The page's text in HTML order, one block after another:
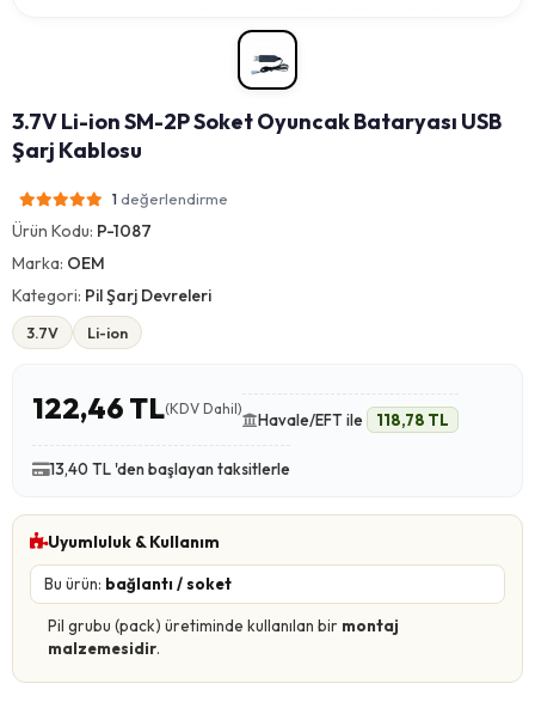
3.7V Li-ion SM-2P Soket Oyuncak Bataryası USB
Şarj Kablosu
1 değerlendirme
Ürün Kodu: P-1087
Marka: OEM
Kategori: Pil Şarj Devreleri
3.7V Li-ion
122,46 TL(KDV Dahil)
Havale/EFT ile 118,78 TL
13,40 TL 'den başlayan taksitlerle
Uyumluluk & Kullanım
Bu ürün: bağlantı / soket
Pil grubu (pack) üretiminde kullanılan bir montaj
malzemesidir.